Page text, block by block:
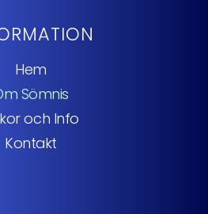
Hem
Sömnis
och Info
Kontakt